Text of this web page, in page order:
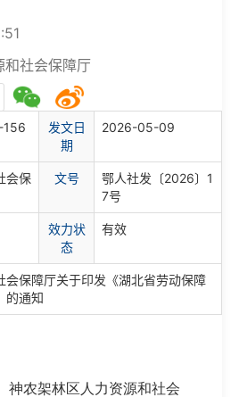
和社会保障厅
发文日
期
2026-05-09
会保
文号
鄂人社发〔2026〕1
7号
效力状
态
有效
会保障厅关于印发《湖北省劳动保障
的通知
神农架林区人力资源和社会